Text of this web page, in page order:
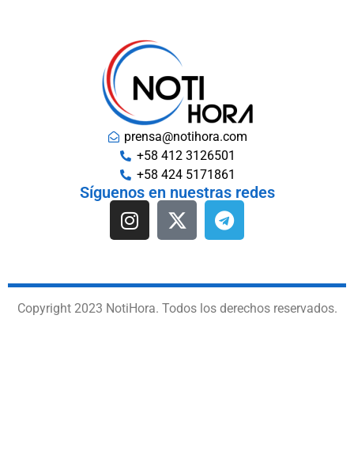
prensa@notihora.com
+58 412 3126501
+58 424 5171861
Síguenos en nuestras redes
Copyright 2023 NotiHora. Todos los derechos reservados.